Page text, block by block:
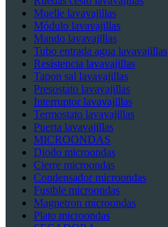
Muelle lavavajillas
Módulo lavavajillas
Mando lavavajillas
Tubo entrada agua lavavajillas
Resistencia lavavajillas
Tapon sal lavavajillas
Presostato lavavajillas
Interruptor lavavajillas
Termostato lavavajillas
Puerta lavavajillas
MICROONDAS
Diodo microondas
Cierre microondas
Condensador microondas
Fusible microondas
Magnetron microondas
Plato microondas